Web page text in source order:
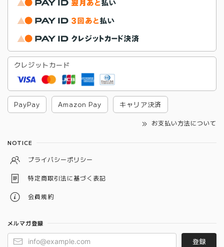
クレジットカード
PayPay Amazon Pay キャリア決済
お支払い方法について
NOTICE
プライバシーポリシー
特定商取引法に基づく表記
会員規約
メルマガ登録
登録